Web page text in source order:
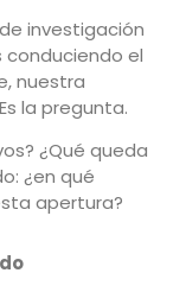
investigación
el
nuestra
la pregunta.
¿Qué queda
¿en qué
apertura?